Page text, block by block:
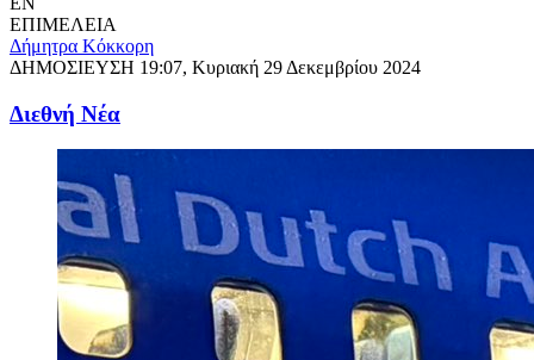
ΕΠΙΜΕΛΕΙΑ
Δήμητρα Κόκκορη
ΔΗΜΟΣΙΕΥΣΗ 19:07, Κυριακή 29 Δεκεμβρίου 2024
Διεθνή Νέα